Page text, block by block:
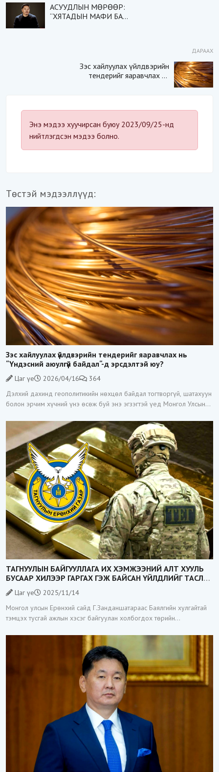
АСУУДЛЫН МӨРӨӨР:
“ХЯТАДЫН МАФИ БА
ДАРААХ
Зэс хайлуулах үйлдвэрийн
тендерийг яаравчлах нь
Энэ мэдээ хуучирсан буюу 2023/09/25-нд
нийтлэгдсэн мэдээ болно.
Төстэй мэдээллүүд:
Зэс хайлуулах үйлдвэрийн тендерийг яаравчлах нь
“Үндэсний аюулгүй байдал“-д эрсдэлтэй юу?
Цаг үе 2026/04/16
364
Дэлхий дахинд геополитикийн нөхцөл байдал тогтворгүй, шатахуун
болон эрчим хүчний үнэ өсөж буй энэ эгзэгтэй үед Монгол Улсын
зарласан нь
ТАГНУУЛЫН БАЙГУУЛЛАГА ИХ ХЭМЖЭЭНИЙ АЛТ ХУУЛЬ
БУСААР ХИЛЭЭР ГАРГАХ ГЭЖ БАЙСАН ҮЙЛДЛИЙГ ТАСЛАН
ЗОГСООЛОО
Цаг үе
2025/11/14
Монгол улсын Ерөнхий сайд Г.Занданшатараас Баялгийн хулгайтай
тэмцэх тусгай ажлын хэсэг байгуулан холбогдох төрийн